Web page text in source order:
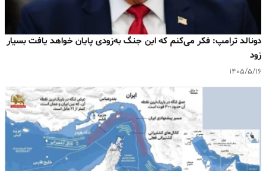
دونالد ترامپ: فکر می‌کنم که این جنگ به‌زودی پایان خواهد یافت بسیار
زود
۱۴۰۵/۵/۱۶